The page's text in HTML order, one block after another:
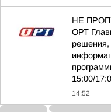
НЕ
ОРТ
решения,
15:00/
14:52